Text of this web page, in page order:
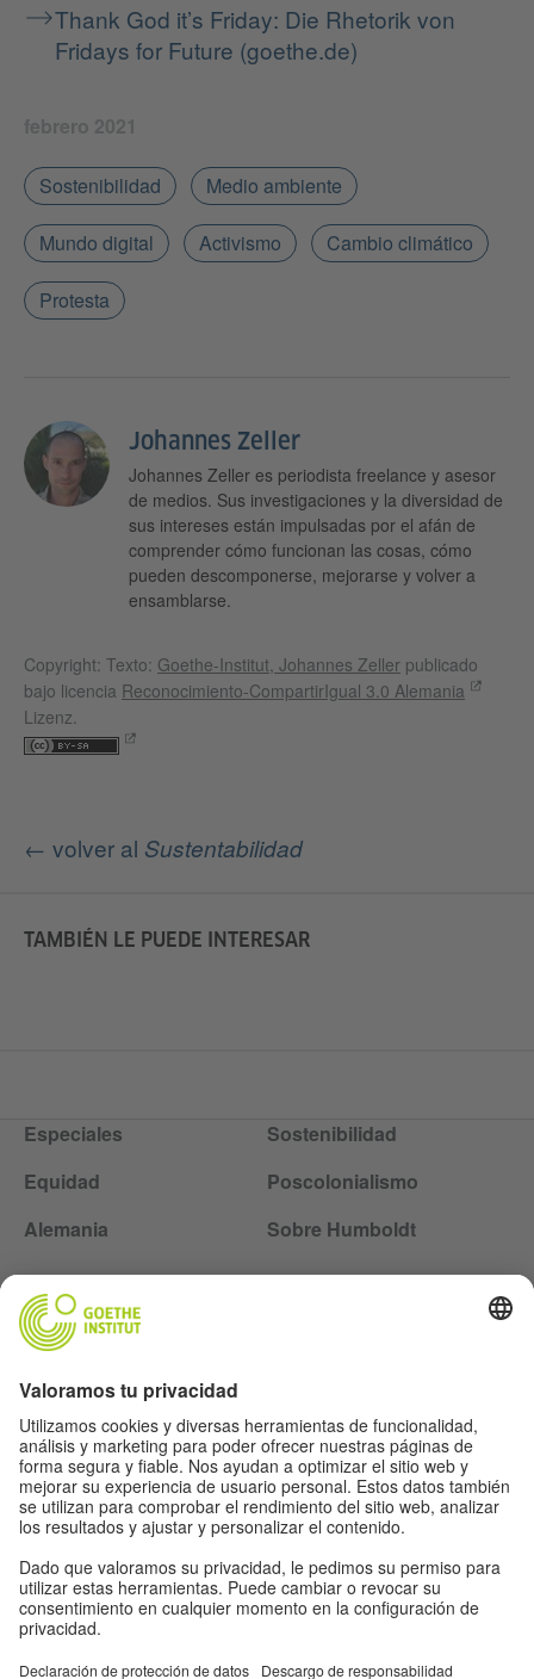
Thank God it’s Friday: Die Rhetorik von
Fridays for Future (goethe.de)
febrero 2021
Sostenibilidad Medio ambiente
Mundo digital Activismo Cambio climático
Protesta
Johannes Zeller
Johannes Zeller es periodista freelance y asesor
de medios. Sus investigaciones y la diversidad de
sus intereses están impulsadas por el afán de
comprender cómo funcionan las cosas, cómo
pueden descomponerse, mejorarse y volver a
ensamblarse.
Copyright: Texto: Goethe-Institut, Johannes Zeller publicado
bajo licencia Reconocimiento-CompartirIgual 3.0 Alemania
Lizenz.
← volver al Sustentabilidad
TAMBIÉN LE PUEDE INTERESAR
Especiales
Sostenibilidad
Equidad
Poscolonialismo
Alemania
Sobre Humboldt
Aviso legal
Protección de datos
Condiciones de uso
Proteção de dados
Siga la revista Humboldt en las redes sociales
Otras publicaciones del Goethe-Institut